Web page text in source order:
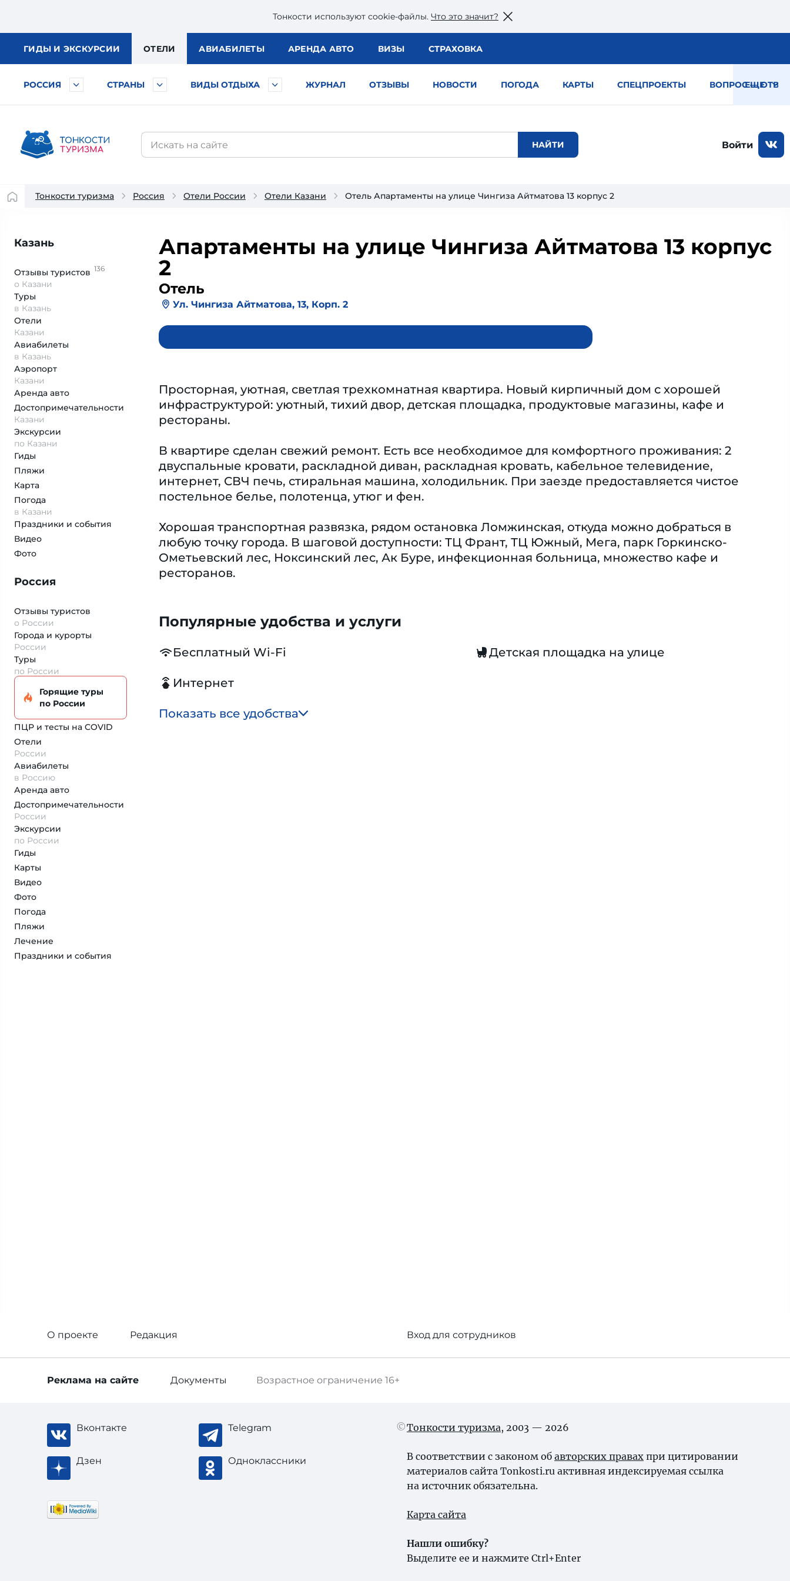
Тонкости используют сookie-файлы. Что это значит?
ГИДЫ И ЭКСКУРСИИ ОТЕЛИ АВИАБИЛЕТЫ АРЕНДА АВТО ВИЗЫ СТРАХОВКА
РОССИЯ СТРАНЫ ВИДЫ ОТДЫХА ЖУРНАЛ ОТЗЫВЫ НОВОСТИ ПОГОДА КАРТЫ СПЕЦПРОЕКТЫ ВОПРОС — ОТВЕТ
ЕЩЕ
Войти
Тонкости туризма Россия Отели России Отели Казани Отель Апартаменты на улице Чингиза Айтматова 13 корпус 2
Казань
Отзывы туристов 136
о Казани
Туры
в Казань
Отели
Казани
Авиабилеты
в Казань
Аэропорт
Казани
Аренда авто
Достопримеча­тельности
Казани
Экскурсии
по Казани
Гиды
Пляжи
Карта
Погода
в Казани
Праздники и события
Видео
Фото
Россия
Отзывы туристов
о России
Города и курорты
России
Туры
по России
Горящие туры
по России
ПЦР и тесты на COVID
Отели
России
Авиабилеты
в Россию
Аренда авто
Достопримеча­тельности
России
Экскурсии
по России
Гиды
Карты
Видео
Фото
Погода
Пляжи
Лечение
Праздники и события
Апартаменты на улице Чингиза Айтматова 13 корпус
2
Отель
Ул. Чингиза Айтматова, 13, Корп. 2
Просторная, уютная, светлая трехкомнатная квартира. Новый кирпичный дом с хорошей
инфраструктурой: уютный, тихий двор, детская площадка, продуктовые магазины, кафе и
рестораны.
В квартире сделан свежий ремонт. Есть все необходимое для комфортного проживания: 2
двуспальные кровати, раскладной диван, раскладная кровать, кабельное телевидение,
интернет, СВЧ печь, стиральная машина, холодильник. При заезде предоставляется чистое
постельное белье, полотенца, утюг и фен.
Хорошая транспортная развязка, рядом остановка Ломжинская, откуда можно добраться в
любую точку города. В шаговой доступности: ТЦ Франт, ТЦ Южный, Мега, парк Горкинско-
Ометьевский лес, Ноксинский лес, Ак Буре, инфекционная больница, множество кафе и
ресторанов.
Популярные удобства и услуги
Бесплатный Wi-Fi Детская площадка на улице
Интернет
Показать все удобства
О проекте Редакция Вход для сотрудников
Возрастное ограничение 16+
Реклама на сайте Документы
Вконтакте Telegram
Дзен Одноклассники
Тонкости туризма, 2003 — 2026
В соответствии с законом об авторских правах при цитировании
материалов сайта Tonkosti.ru активная индексируемая ссылка
на источник обязательна.
Карта сайта
Нашли ошибку?
Выделите ее и нажмите Ctrl+Enter